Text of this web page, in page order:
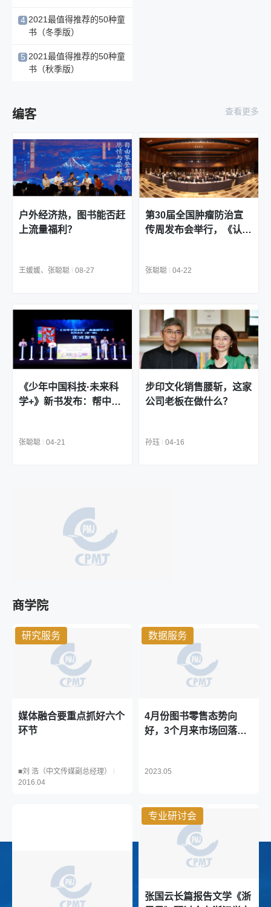
2026-07-30 18:06:44
​读书随笔集《把自己重读一遍》面世：以经典
为镜，重读内心的自己
2026-07-30 17:09:38
的女孩》亮相第34届全国图书交易博览会
2026-08-07 17:56:32
诗画童心忆江南——《新绘儿童杂事诗》新书
首发暨创作对谈在第34届全国图书交易博览会
举行
2026-08-07 17:52:16
阿涩携《大金瓜》《新绘儿童杂事诗》做客杭
图：用画面打捞江南童谣与乡土记忆
享《暗恋桃花源》四十年故事
2026-08-07 17:12:52
4 2021最值得推荐的50种童
书（冬季版）
5 2021最值得推荐的50种童
书（秋季版）
编客 查看更多
户外经济热，图书能否赶
上流量福利？
王媛媛、张聪聪 08-27
第30届全国肿瘤防治宣
传周发布会举行，《认识
张聪聪 04-22
《少年中国科技·未来科
学+》新书发布：帮中国
张聪聪 | 04-21
步印文化销售腰斩，这家
公司老板在做什么？
孙珏 | 04-16
商学院
研究服务
媒体融合要重点抓好六个
环节
■刘 浩（中文传媒副总经理） |
2016.04
数据服务
4月份图书零售态势向
好，3个月来市场回落逐
2023.05
专业研讨会
张国云长篇报告文学《浙